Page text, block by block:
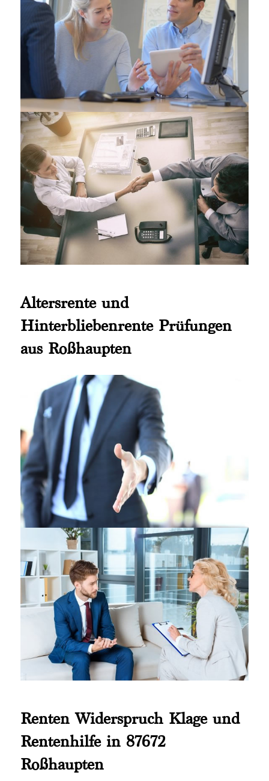
Altersrente und
Hinterbliebenrente Prüfungen
aus Roßhaupten
Renten Widerspruch Klage und
Rentenhilfe in 87672
Roßhaupten